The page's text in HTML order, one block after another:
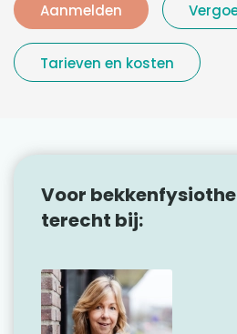
Aanmelden
Tarieven en kosten
Voor
terecht bij: